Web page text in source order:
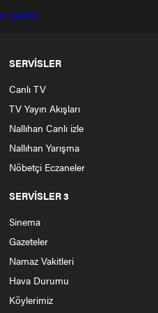
gazete
SERVİSLER
Canlı TV
TV Yayın Akışları
Nallıhan Canlı izle
Nallıhan Yarışma
Nöbetçi Eczaneler
SERVİSLER 3
Sinema
Gazeteler
Namaz Vakitleri
Hava Durumu
Köylerimiz